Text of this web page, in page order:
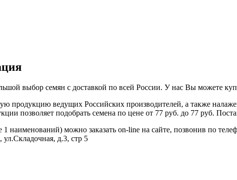
выбор семян с доставкой по всей России. У нас Вы можете
продукцию ведущих Российских производителей, а также
позволяет подобрать семена по цене от 77 руб. до 77 руб.
наименований) можно заказать on-line на сайте, позвонив по
д.3, стр 5